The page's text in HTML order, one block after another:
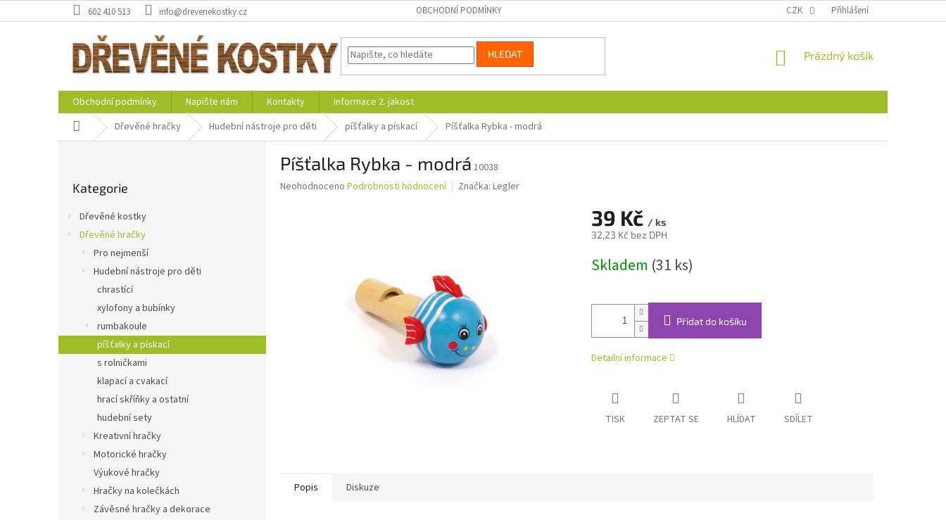
na
602 410 513 info@drevenekostky.cz OBCHODNÍ PODMÍNKY CZK Přihlášení
HLEDAT
NÁKUPNÍ
Prázdný košík
Obchodní podmínky Napište nám Kontakty
Informace 2. jakost
Domů Dřevěné hračky Hudební nástroje pro děti píšťalky a pískací Píšťalka Rybka - modrá
e
l
kategorie
Kategorie
Dřevěné kostky
Dřevěné hračky
Pro nejmenší
Hudební nástroje pro děti
chrastící
xylofony a bubínky
rumbakoule
píšťalky a pískací
s rolničkami
klapací a cvakací
hrací skříňky a ostatní
hudební sety
Kreativní hračky
Motorické hračky
Výukové hračky
Hračky na kolečkách
Závěsné hračky a dekorace
Píšťalka Rybka - modrá 10038
Průměrné
Neohodnoceno Podrobnosti hodnocení Značka: Legler
39 Kč / ks
32,23 Kč bez DPH
cena:
Skladem (31 ks)
Přidat do košíku
Detailní informace
TISK ZEPTAT SE HLÍDAT SDÍLET
Popis Diskuze